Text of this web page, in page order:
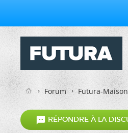
Forum Futura-
 RÉPONDRE À LA